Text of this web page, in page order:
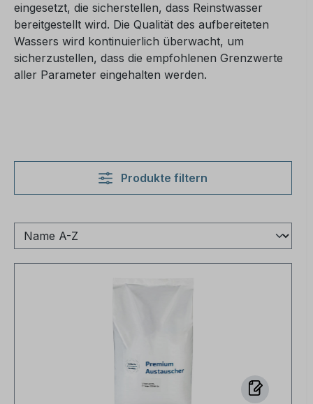
eingesetzt, die sicherstellen, dass Reinstwasser
bereitgestellt wird. Die Qualität des aufbereiteten
Wassers wird kontinuierlich überwacht, um
sicherzustellen, dass die empfohlenen Grenzwerte
aller Parameter eingehalten werden.
Produkte filtern